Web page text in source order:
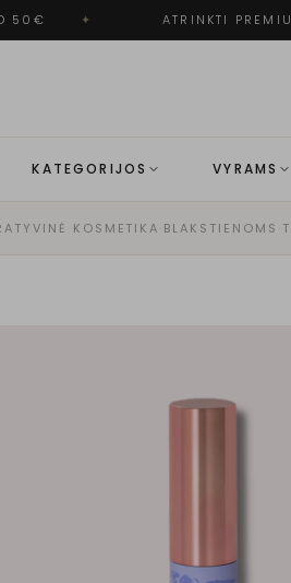
50€ ATRINKTI
KATEGORIJOS VYRAMS
KOSMETIKA·BLAKSTIENOMS ·